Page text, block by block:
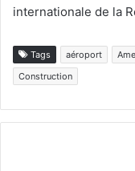
internationale de la
Tags aéroport
Construction